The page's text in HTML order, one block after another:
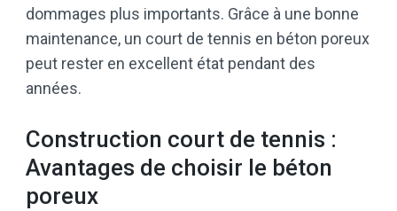
dommages plus importants. Grâce à une bonne
maintenance, un court de tennis en béton poreux
peut rester en excellent état pendant des
années.
Construction court de tennis :
Avantages de choisir le béton
poreux